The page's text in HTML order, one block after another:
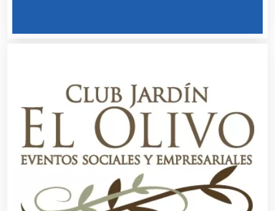
Asociaciones Civiles
Asociaciones Empresariales
Audio, Sonido e Iluminación